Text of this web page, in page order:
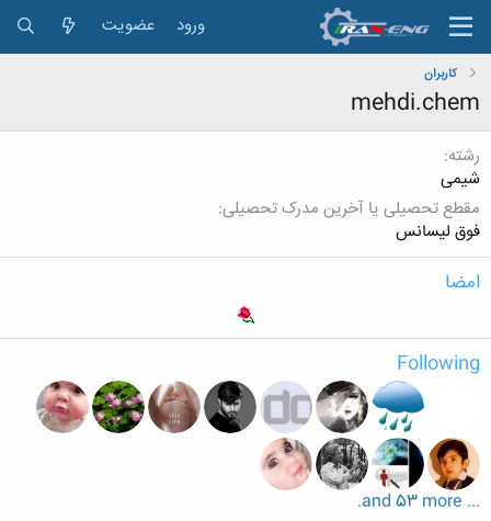
ورود عضویت
کاربران
mehdi.chem
رشته
شیمی
مقطع تحصیلی یا آخرین مدرک تحصیلی
فوق لیسانس
امضا
Following
... and 53 more.